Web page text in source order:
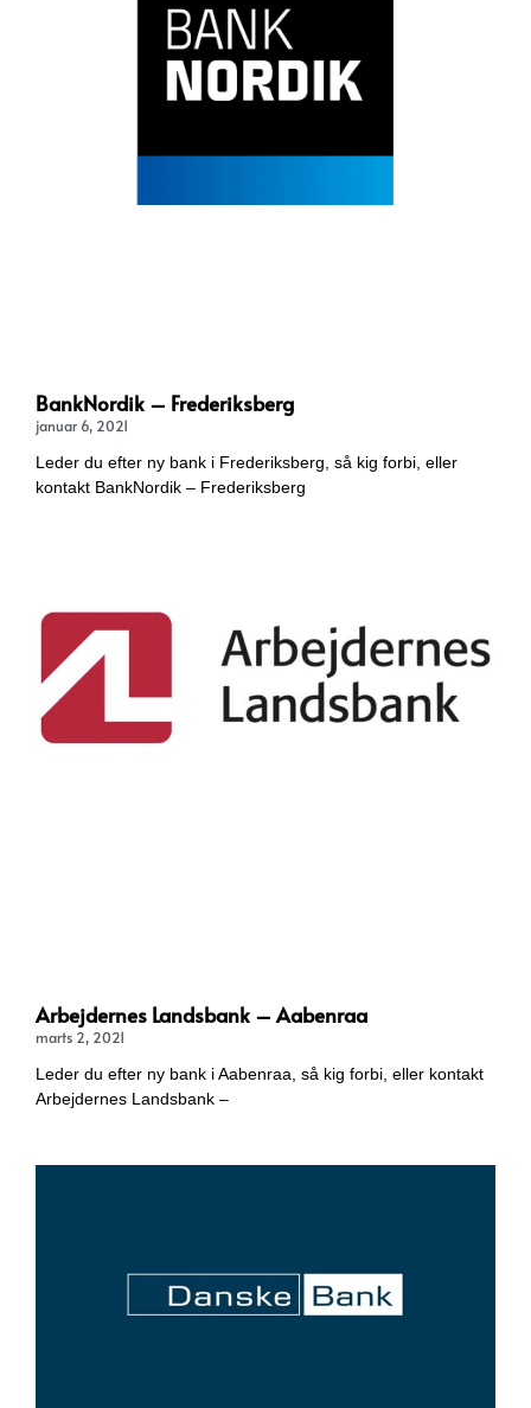
BankNordik – Frederiksberg
januar 6, 2021
Leder du efter ny bank i Frederiksberg, så kig forbi, eller
kontakt BankNordik – Frederiksberg
Arbejdernes Landsbank – Aabenraa
marts 2, 2021
Leder du efter ny bank i Aabenraa, så kig forbi, eller kontakt
Arbejdernes Landsbank –